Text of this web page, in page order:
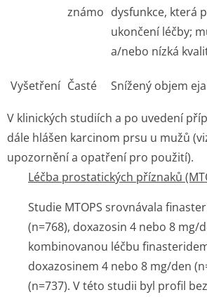
známo dysfunkce, která
ukončení léčby;
a/nebo nízká
Vyšetření Časté Snížený objem
V klinických studiích a po uvedení
dále hlášen karcinom prsu u mužů
upozornění a opatření pro použití).
Léčba prostatických příznaků
Studie MTOPS srovnávala
(n=768), doxazosin 4 nebo 8 mg/
kombinovanou léčbu
doxazosinem 4 nebo 8 mg/den
(n=737). V této studii byl profil